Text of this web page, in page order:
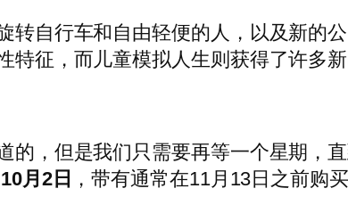
转自行车和自由轻便的人，以及新的
特征，而儿童模拟人生则获得了许多
的，但是我们只需要再等一个星期，
10月2日 ，带有通常在11月13日之前购